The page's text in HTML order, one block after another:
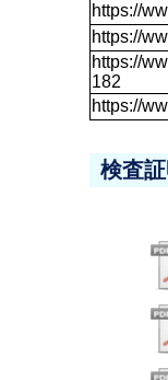
https://
https://
https://
182
https://
検査